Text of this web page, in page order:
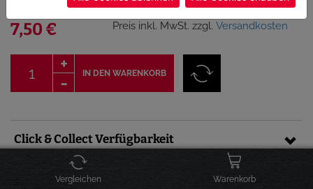
Artikel-Nr.: 20012
7,50 € Preis inkl. MwSt. zzgl. Versandkosten
IN DEN WARENKORB
Click & Collect Verfügbarkeit
Vergleichen Warenkorb